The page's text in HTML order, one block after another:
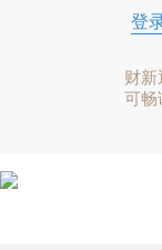
登
财新
可畅